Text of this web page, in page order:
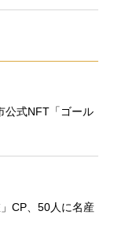
公式NFT「ゴール
CP、50人に名産